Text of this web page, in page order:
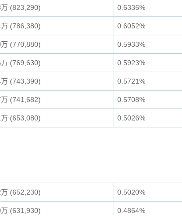
(823,290) 0.6336%
(786,380) 0.6052%
(770,880) 0.5933%
(769,630) 0.5923%
(743,390) 0.5721%
(741,682) 0.5708%
(653,080) 0.5026%
(652,230) 0.5020%
(631,930) 0.4864%